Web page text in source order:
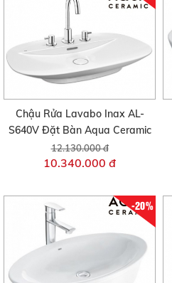
Chậu Rửa Lavabo Inax AL-
S640V Đặt Bàn Aqua Ceramic
12.130.000 đ
10.340.000 đ
-20%